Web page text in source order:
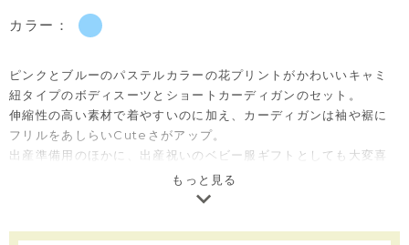
カラー：
ピンクとブルーのパステルカラーの花プリントがかわいいキャミ
紐タイプのボディスーツとショートカーディガンのセット。
伸縮性の高い素材で着やすいのに加え、カーディガンは袖や裾に
フリルをあしらいCuteさがアップ。
出産準備用のほかに、出産祝いのベビー服ギフトとしても大変喜
ばれるセットアイテムです。
ます。
もっと見る